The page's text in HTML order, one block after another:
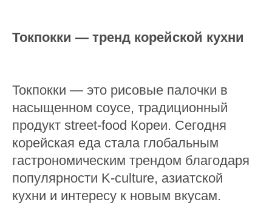
Токпокки — тренд корейской кухни
Токпокки — это рисовые палочки в
насыщенном соусе, традиционный
продукт street-food Кореи. Сегодня
корейская еда стала глобальным
гастрономическим трендом благодаря
популярности K-culture, азиатской
кухни и интересу к новым вкусам.